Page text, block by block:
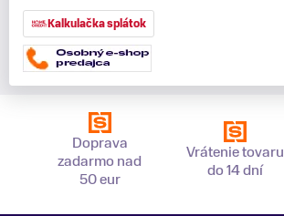
Kalkulačka splátok
Doprava
zadarmo nad
50 eur
Vrátenie tovaru
do 14 dní